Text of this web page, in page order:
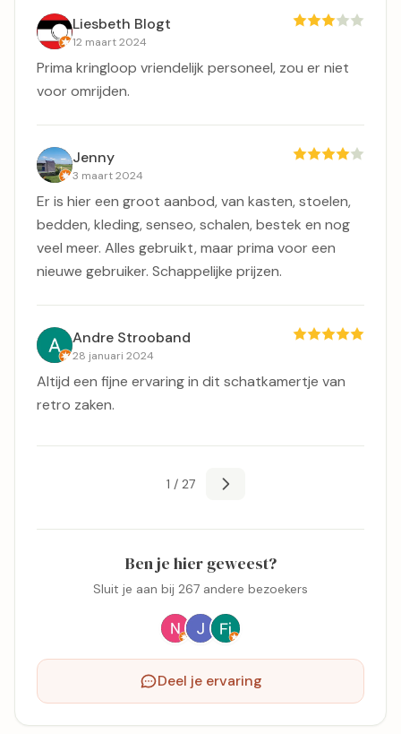
Liesbeth Blogt
12 maart 2024
Prima kringloop vriendelijk personeel, zou er niet
voor omrijden.
Jenny
3 maart 2024
Er is hier een groot aanbod, van kasten, stoelen,
bedden, kleding, senseo, schalen, bestek en nog
veel meer. Alles gebruikt, maar prima voor een
nieuwe gebruiker. Schappelijke prijzen.
Andre Strooband
28 januari 2024
Altijd een fijne ervaring in dit schatkamertje van
retro zaken.
1 / 27
Ben je hier geweest?
Sluit je aan bij 267 andere bezoekers
Deel je ervaring